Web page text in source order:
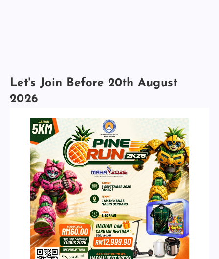
Let's Join Before 20th August
2026